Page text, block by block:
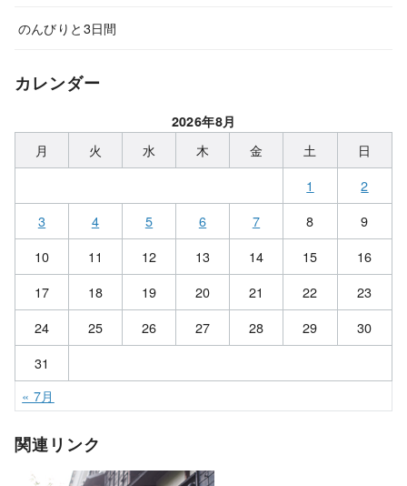
のんびりと3日間
カレンダー
2026年8月
月 火 水 木 金 土
日
1
2
3
4 5 6 7 8
9
10
11 12 13 14 15
16
17
18 19 20 21 22
23
24
25 26 27 28 29
30
31
« 7月
関連リンク